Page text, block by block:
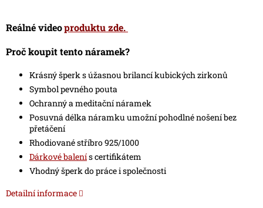
Reálné videoproduktu zde.
Proč koupit tento náramek?
Krásný šperk s úžasnou brilancí kubických zirkonů
Symbol pevného pouta
Ochranný a meditační náramek
Posuvná délka náramku umožní pohodlné nošení bez
přetáčení
Rhodiované stříbro 925/1000
Dárkové balenís certifikátem
Vhodný šperk do práce i společnosti
Detailní informace